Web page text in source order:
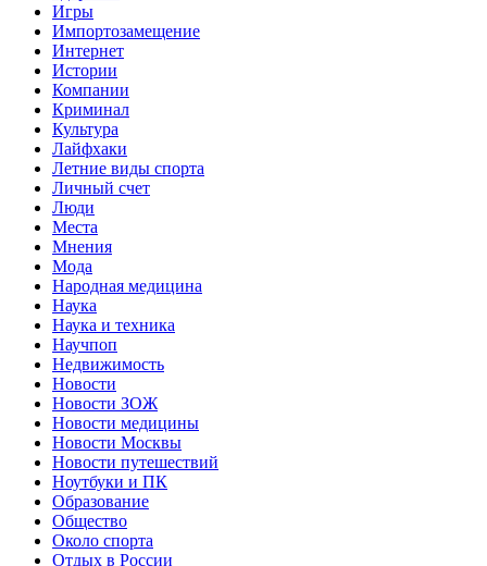
Игры
Импортозамещение
Интернет
Истории
Компании
Криминал
Культура
Лайфхаки
Летние виды спорта
Личный счет
Люди
Места
Мнения
Мода
Народная медицина
Наука
Наука и техника
Научпоп
Недвижимость
Новости
Новости ЗОЖ
Новости медицины
Новости Москвы
Новости путешествий
Ноутбуки и ПК
Образование
Общество
Около спорта
Отдых в России